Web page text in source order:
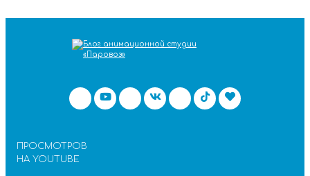
ПРОСМОТРОВ
НА YOUTUBE